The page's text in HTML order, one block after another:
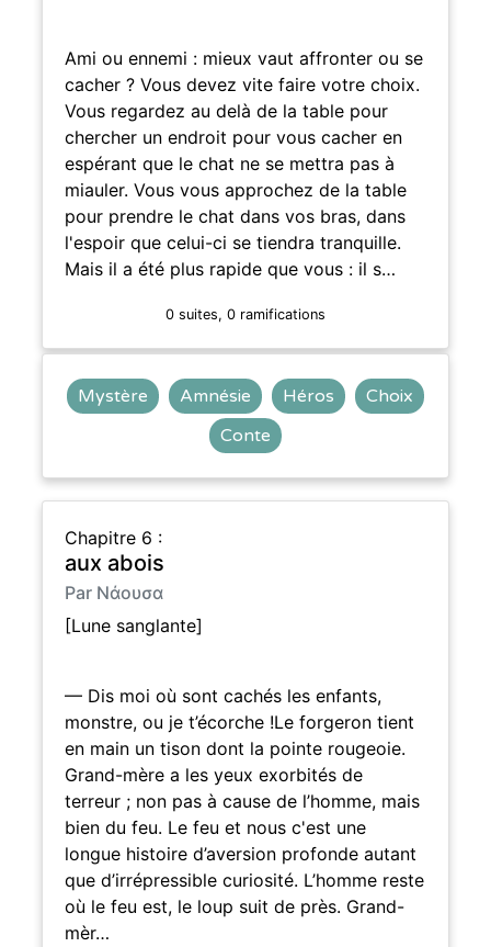
Ami ou ennemi : mieux vaut affronter ou se
cacher ? Vous devez vite faire votre choix.
Vous regardez au delà de la table pour
chercher un endroit pour vous cacher en
espérant que le chat ne se mettra pas à
miauler. Vous vous approchez de la table
pour prendre le chat dans vos bras, dans
l'espoir que celui-ci se tiendra tranquille.
Mais il a été plus rapide que vous : il s…
0 suites, 0 ramifications
Mystère Amnésie Héros
Choix
Conte
Chapitre 6 :
aux abois
Par Νάουσα
[Lune sanglante]
— Dis moi où sont cachés les enfants,
monstre, ou je t’écorche !Le forgeron tient
en main un tison dont la pointe rougeoie.
Grand-mère a les yeux exorbités de
terreur ; non pas à cause de l’homme, mais
bien du feu. Le feu et nous c'est une
longue histoire d’aversion profonde autant
que d’irrépressible curiosité. L’homme reste
où le feu est, le loup suit de près. Grand-
mèr…